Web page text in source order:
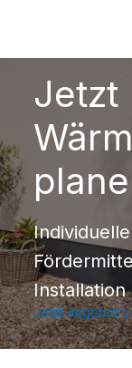
Jetzt
Installation
Jetzt Angebot